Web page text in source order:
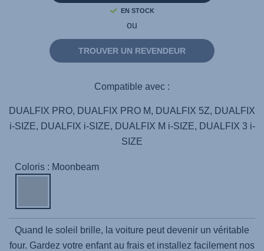
EN STOCK
ou
TROUVER UN REVENDEUR
Compatible avec :
DUALFIX PRO, DUALFIX PRO M, DUALFIX 5Z, DUALFIX
i-SIZE, DUALFIX i-SIZE, DUALFIX M i-SIZE, DUALFIX 3 i-
SIZE
Coloris : Moonbeam
Quand le soleil brille, la voiture peut devenir un véritable
four. Gardez votre enfant au frais et installez facilement nos